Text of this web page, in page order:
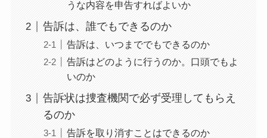
うな内容を申告すればよいか
告訴は、誰でもできるのか
告訴は、いつまででもできるのか
告訴はどのように行うのか。口頭でもよ
いのか
告訴状は捜査機関で必ず受理してもらえ
るのか
告訴を取り消すことはできるのか